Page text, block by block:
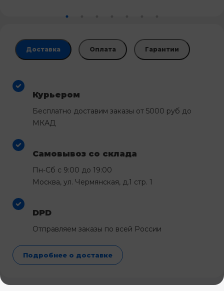
Доставка Оплата Гарантии
Курьером
Бесплатно доставим заказы от 5000 руб до
МКАД
Самовывоз со склада
Пн-Сб с 9:00 до 19:00
Москва, ул. Чермянская, д.1 стр. 1
DPD
Отправляем заказы по всей России
Подробнее о доставке